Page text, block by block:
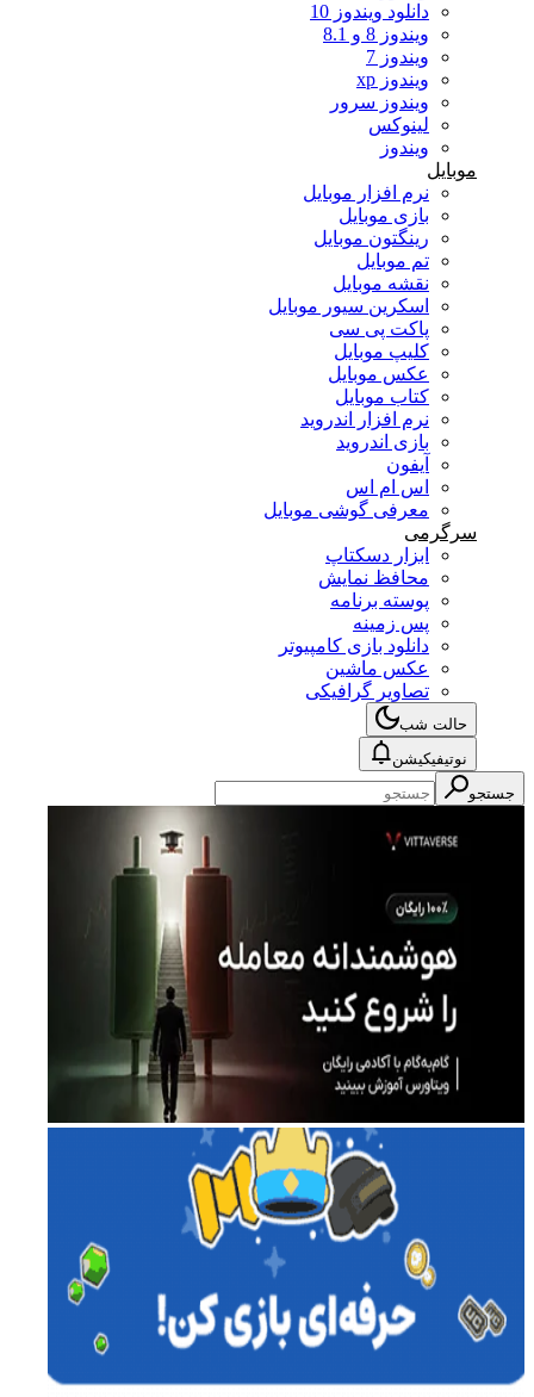
دانلود ویندوز 10
ویندوز 8 و 8.1
ویندوز 7
ویندوز xp
ویندوز سرور
لینوکس
ویندوز
موبایل
نرم افزار موبایل
بازی موبایل
رینگتون موبایل
تم موبایل
نقشه موبایل
اسکرین سیور موبایل
پاکت پی سی
کلیپ موبایل
عکس موبایل
کتاب موبایل
نرم افزار اندروید
بازی اندروید
آیفون
اس ام اس
معرفی گوشی موبایل
سرگرمی
ابزار دسکتاپ
محافظ نمایش
پوسته برنامه
پس زمینه
دانلود بازی کامپیوتر
عکس ماشین
تصاویر گرافیکی
حالت شب
نوتیفیکیشن
جستجو